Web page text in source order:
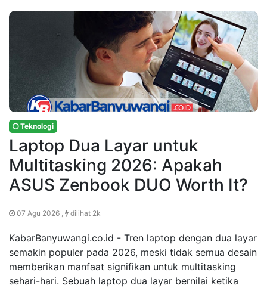
Teknologi
Laptop Dua Layar untuk
Multitasking 2026: Apakah
ASUS Zenbook DUO Worth It?
07 Agu 2026 , dilihat 2k
KabarBanyuwangi.co.id - Tren laptop dengan dua layar
semakin populer pada 2026, meski tidak semua desain
memberikan manfaat signifikan untuk multitasking
sehari-hari. Sebuah laptop dua layar bernilai ketika